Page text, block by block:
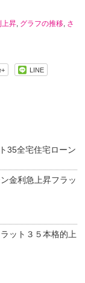
上昇, グラフの推移, さ
LINE
35全宅住宅ローン
金利急上昇フラッ
ット３５本格的上